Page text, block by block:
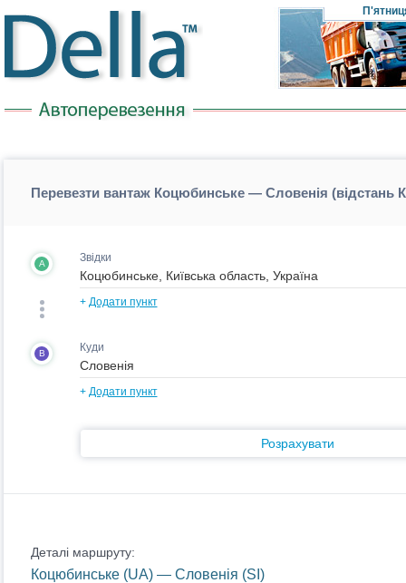
Перевезти вантаж Коцюбинське — Словенія
A Звідки
+ Додати пункт
B Куди
+ Додати пункт
Розрахувати
Деталі маршруту:
Коцюбинське (UA) — Словенія (SI)